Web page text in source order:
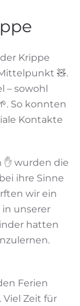
Krippe
🧸.
– sowohl
So konnten
Kontakte
wurden die
ihre Sinne
wir ein
unserer
hatten
Ferien
Zeit für